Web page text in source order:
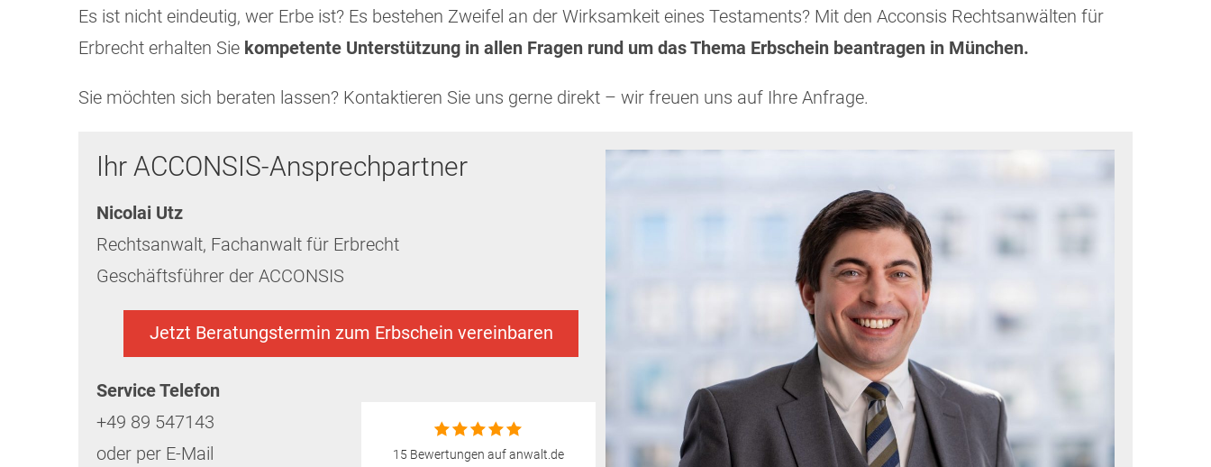
Es ist nicht eindeutig, wer Erbe ist? Es bestehen Zweifel an der Wirksamkeit eines Testaments? Mit den Acconsis Rechtsanwälten für
Erbrecht erhalten Sie kompetente Unterstützung in allen Fragen rund um das Thema Erbschein beantragen in München.
Sie möchten sich beraten lassen? Kontaktieren Sie uns gerne direkt – wir freuen uns auf Ihre Anfrage.
Ihr ACCONSIS-Ansprechpartner
Nicolai Utz
Rechtsanwalt, Fachanwalt für Erbrecht
Geschäftsführer der ACCONSIS
Jetzt Beratungstermin zum Erbschein vereinbaren
Service Telefon
+49 89 547143
oder per E-Mail
15 Bewertungen auf anwalt.de